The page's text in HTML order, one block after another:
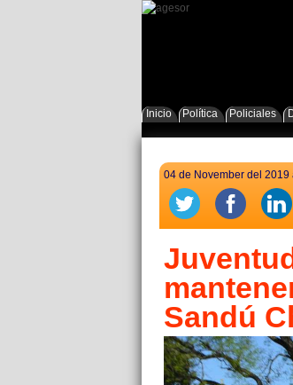
Inicio Política Policiales
04 de November del 2019
Sandú